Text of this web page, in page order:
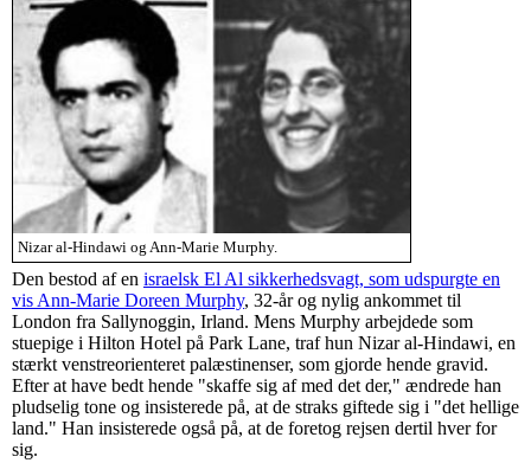
Nizar al-Hindawi og Ann-Marie Murphy.
Den bestod af en israelsk El Al sikkerhedsvagt, som udspurgte en
vis Ann-Marie Doreen Murphy, 32-år og nylig ankommet til
London fra Sallynoggin, Irland. Mens Murphy arbejdede som
stuepige i Hilton Hotel på Park Lane, traf hun Nizar al-Hindawi, en
stærkt venstreorienteret palæstinenser, som gjorde hende gravid.
Efter at have bedt hende "skaffe sig af med det der," ændrede han
pludselig tone og insisterede på, at de straks giftede sig i "det hellige
land." Han insisterede også på, at de foretog rejsen dertil hver for
sig.